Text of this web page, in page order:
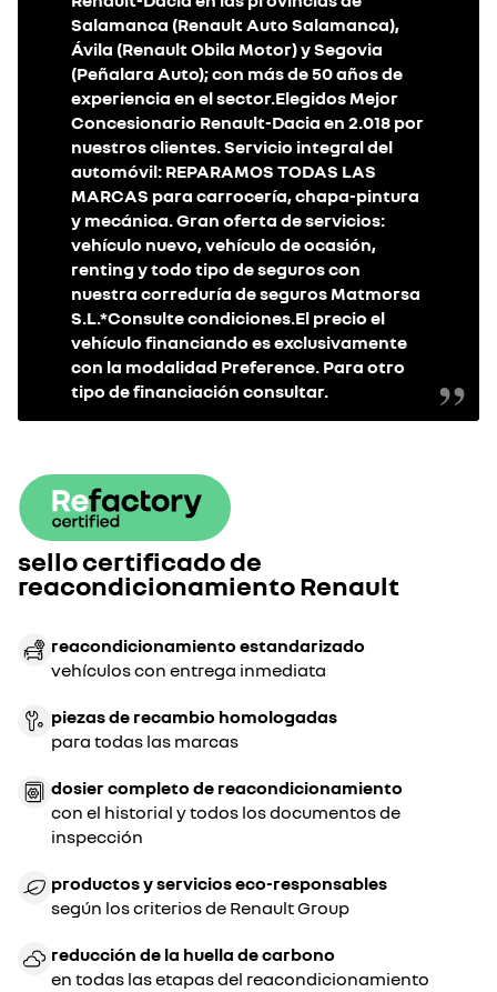
Salamanca (Renault Auto Salamanca),
Ávila (Renault Obila Motor) y Segovia
(Peñalara Auto); con más de 50 años de
experiencia en el sector.Elegidos Mejor
Concesionario Renault-Dacia en 2.018 por
nuestros clientes. Servicio integral del
automóvil: REPARAMOS TODAS LAS
MARCAS para carrocería, chapa-pintura
y mecánica. Gran oferta de servicios:
vehículo nuevo, vehículo de ocasión,
renting y todo tipo de seguros con
nuestra correduría de seguros Matmorsa
S.L.*Consulte condiciones.El precio el
vehículo financiando es exclusivamente
con la modalidad Preference. Para otro
tipo de financiación consultar.
sello certificado de
reacondicionamiento Renault
reacondicionamiento estandarizado
vehículos con entrega inmediata
piezas de recambio homologadas
para todas las marcas
dosier completo de reacondicionamiento
con el historial y todos los documentos de
inspección
productos y servicios eco-responsables
según los criterios de Renault Group
reducción de la huella de carbono
en todas las etapas del reacondicionamiento